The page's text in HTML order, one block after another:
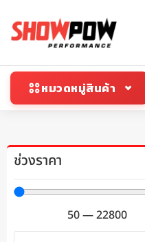
หมวดหมู่สินค้า
ช่วงราคา
50—22800